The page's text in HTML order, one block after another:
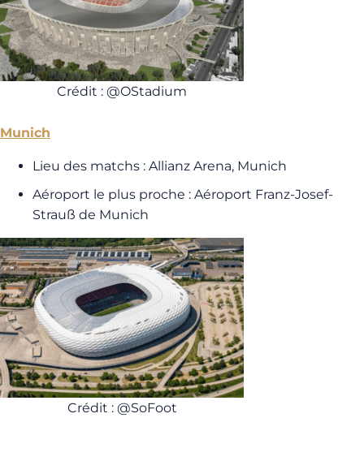
Crédit : @OStadium
Munich
Lieu des matchs : Allianz Arena, Munich
Aéroport le plus proche : Aéroport Franz-Josef-
Strauß de Munich
Crédit : @SoFoot